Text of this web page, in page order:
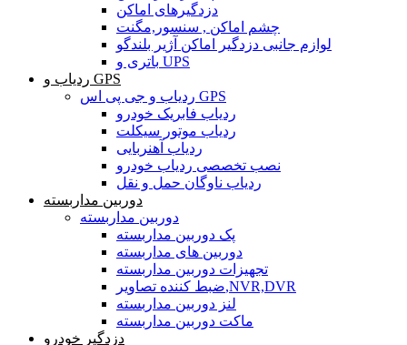
دزدگیرهای اماکن
چشم اماکن , سنسور,مگنت
لوازم جانبی دزدگیر اماکن آژیر بلندگو
باتری و UPS
ردیاب و GPS
ردیاب و جی پی اس GPS
ردیاب فابریک خودرو
ردیاب موتور سیکلت
ردیاب آهنربایی
نصب تخصصی ردیاب خودرو
ردیاب ناوگان حمل و نقل
دوربین مداربسته
دوربین مداربسته
پک دوربین مداربسته
دوربین های مداربسته
تجهیزات دوربین مداربسته
ضبط کننده تصاویر,NVR,DVR
لنز دوربین مداربسته
ماکت دوربین مداربسته
دزدگیر خودرو